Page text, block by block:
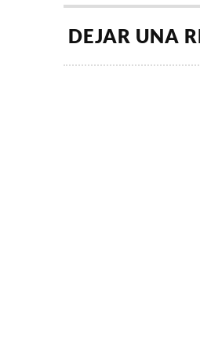
DEJAR UNA